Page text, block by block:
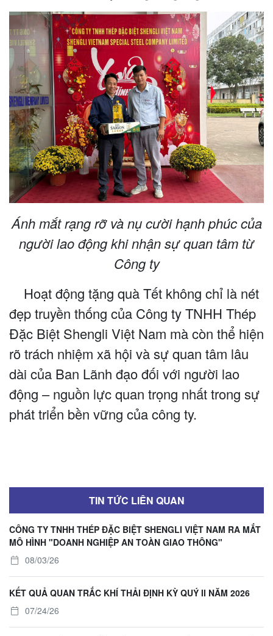
Ánh mắt rạng rỡ và nụ cười hạnh phúc của
người lao động khi nhận sự quan tâm từ
Công ty
Hoạt động tặng quà Tết không chỉ là nét
đẹp truyền thống của Công ty TNHH Thép
Đặc Biệt Shengli Việt Nam mà còn thể hiện
rõ trách nhiệm xã hội và sự quan tâm lâu
dài của Ban Lãnh đạo đối với người lao
động – nguồn lực quan trọng nhất trong sự
phát triển bền vững của công ty.
TIN TỨC LIÊN QUAN
CÔNG TY TNHH THÉP ĐẶC BIỆT SHENGLI VIỆT NAM RA MẮT
MÔ HÌNH "DOANH NGHIỆP AN TOÀN GIAO THÔNG"
08/03/26
KẾT QUẢ QUAN TRẮC KHÍ THẢI ĐỊNH KỲ QUÝ II NĂM 2026
07/24/26